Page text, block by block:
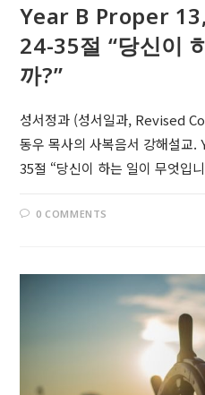
Year B Proper
24-35절 “당신이
까?”
성서정과 (성서일과, Revised
동우 목사의 사복음서 강해설교
35절 “당신이 하는 일이 무엇입
0 COMMENTS